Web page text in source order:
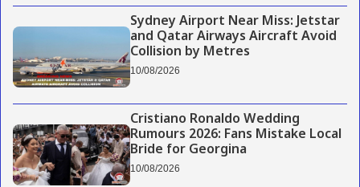
Sydney Airport Near Miss: Jetstar
and Qatar Airways Aircraft Avoid
Collision by Metres
10/08/2026
Cristiano Ronaldo Wedding
Rumours 2026: Fans Mistake Local
Bride for Georgina
10/08/2026